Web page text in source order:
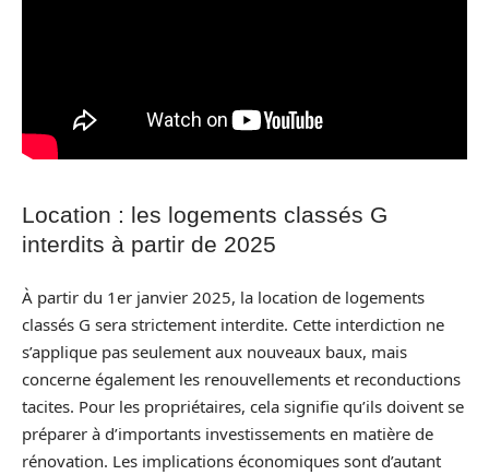
Location : les logements classés G
interdits à partir de 2025
À partir du 1er janvier 2025, la location de logements
classés G sera strictement interdite. Cette interdiction ne
s’applique pas seulement aux nouveaux baux, mais
concerne également les renouvellements et reconductions
tacites. Pour les propriétaires, cela signifie qu’ils doivent se
préparer à d’importants investissements en matière de
rénovation. Les implications économiques sont d’autant